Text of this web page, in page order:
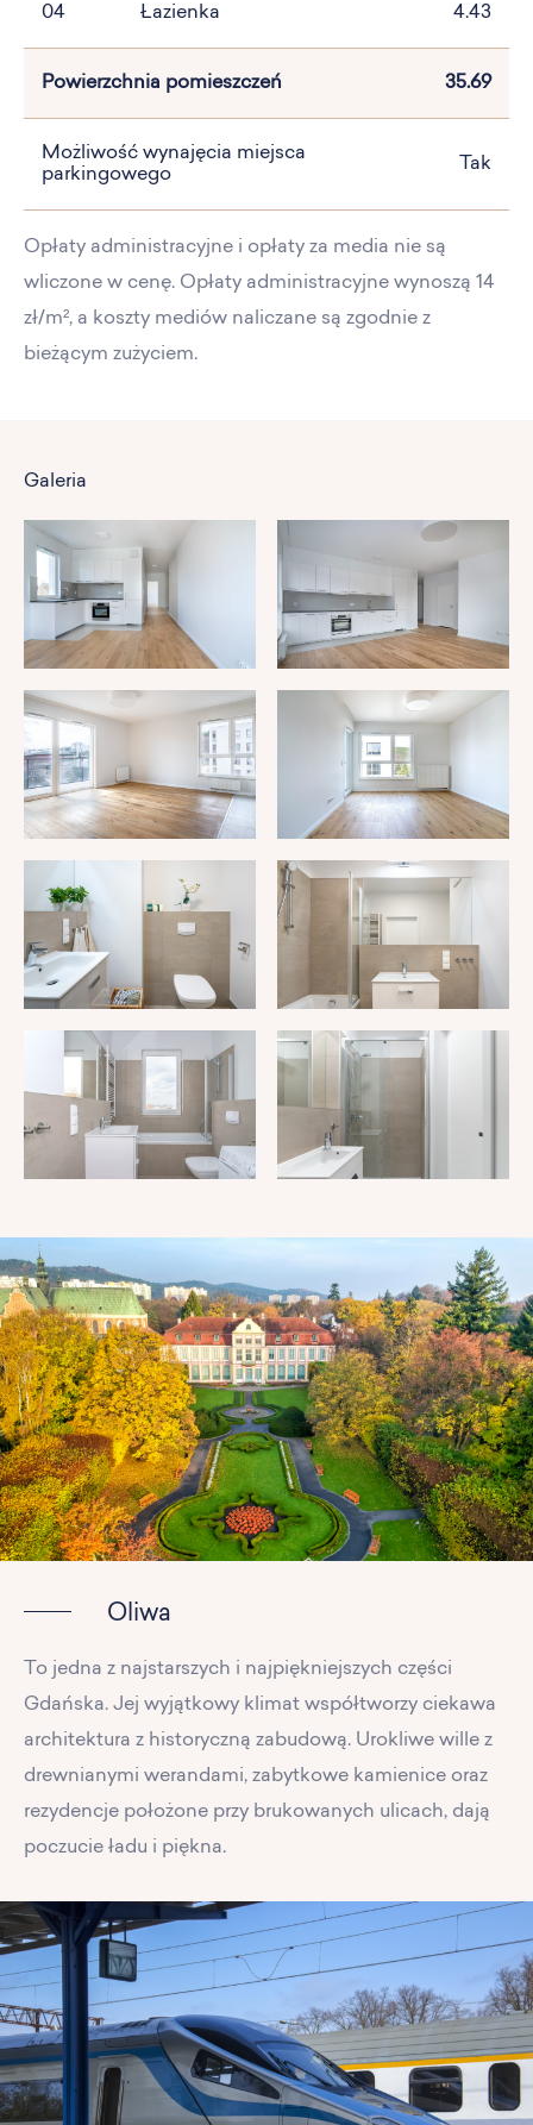
04 Łazienka 4.43
Powierzchnia pomieszczeń 35.69
Możliwość wynajęcia miejsca
parkingowego
Tak
Opłaty administracyjne i opłaty za media nie są
wliczone w cenę. Opłaty administracyjne wynoszą 14
zł/m², a koszty mediów naliczane są zgodnie z
bieżącym zużyciem.
Galeria
Oliwa
To jedna z najstarszych i najpiękniejszych części
Gdańska. Jej wyjątkowy klimat współtworzy ciekawa
architektura z historyczną zabudową. Urokliwe wille z
drewnianymi werandami, zabytkowe kamienice oraz
rezydencje położone przy brukowanych ulicach, dają
poczucie ładu i piękna.